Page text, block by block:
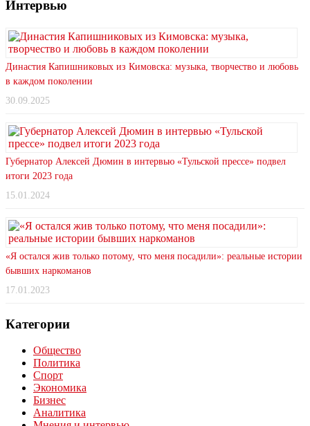
Интервью
Династия Капишниковых из Кимовска: музыка, творчество и любовь
в каждом поколении
30.09.2025
Губернатор Алексей Дюмин в интервью «Тульской прессе» подвел
итоги 2023 года
15.01.2024
«Я остался жив только потому, что меня посадили»: реальные истории
бывших наркоманов
17.01.2023
Категории
Общество
Политика
Спорт
Экономика
Бизнес
Аналитика